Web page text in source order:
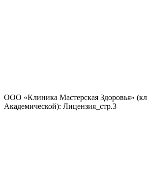
ООО «Клиника Мастерская Здоровья»
Академической): Лицензия_стр.3